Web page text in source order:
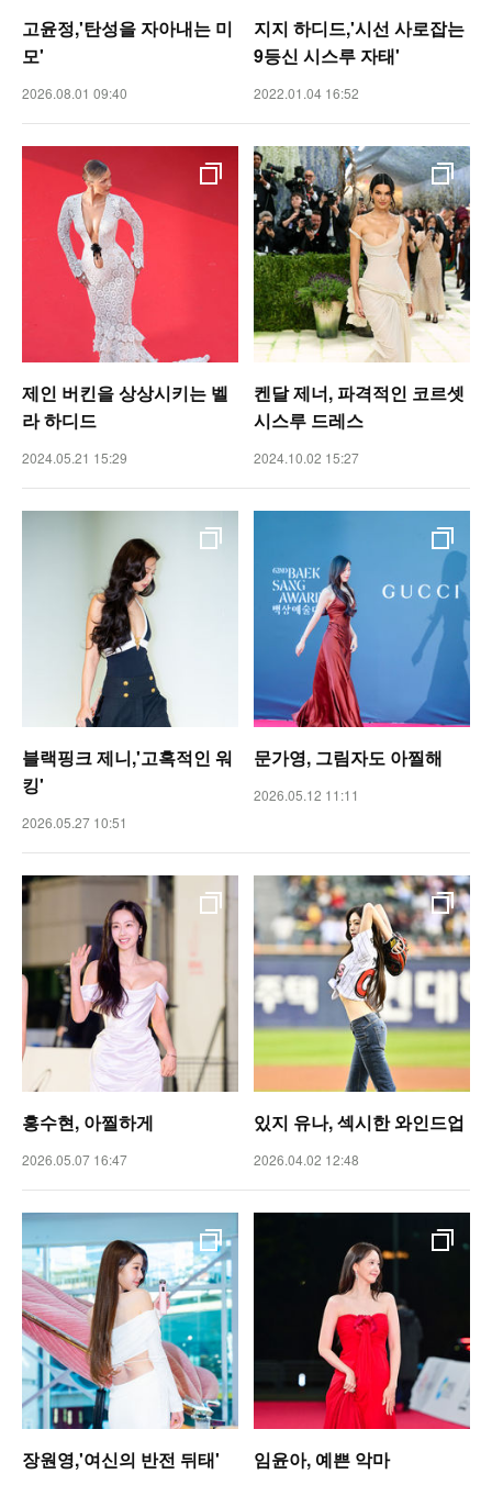
고윤정,'탄성을 자아내는 미
모'
2026.08.01 09:40
지지 하디드,'시선 사로잡는
9등신 시스루 자태'
2022.01.04 16:52
제인 버킨을 상상시키는 벨
라 하디드
2024.05.21 15:29
켄달 제너, 파격적인 코르셋
시스루 드레스
2024.10.02 15:27
블랙핑크 제니,'고혹적인 워
킹'
2026.05.27 10:51
문가영, 그림자도 아찔해
2026.05.12 11:11
홍수현, 아찔하게
2026.05.07 16:47
있지 유나, 섹시한 와인드업
2026.04.02 12:48
장원영,'여신의 반전 뒤태' 임윤아, 예쁜 악마